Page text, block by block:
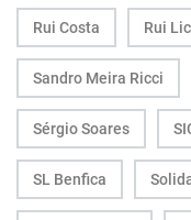
Rui Costa Rui
Sandro Meira Ricci
Sérgio Soares
SL Benfica